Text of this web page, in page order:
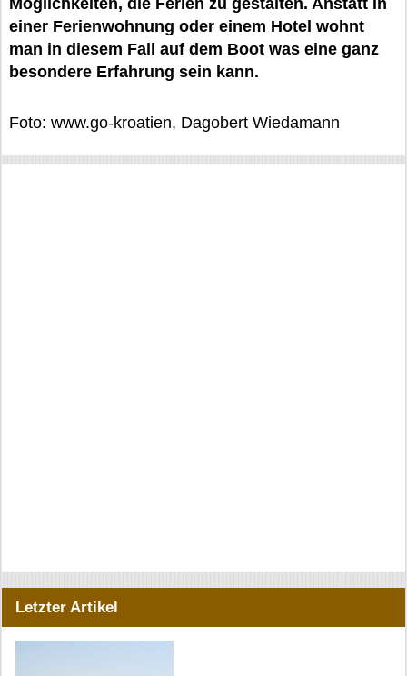
Möglichkeiten, die Ferien zu gestalten. Anstatt in
einer Ferienwohnung oder einem Hotel wohnt
man in diesem Fall auf dem Boot was eine ganz
besondere Erfahrung sein kann.
Foto: www.go-kroatien, Dagobert Wiedamann
Letzter Artikel